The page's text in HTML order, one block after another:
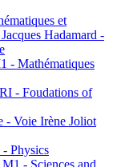
et
Hadamard -
- Mathématiques
- Foudations of
- Voie Irène Joliot
Physics
- Sciences and